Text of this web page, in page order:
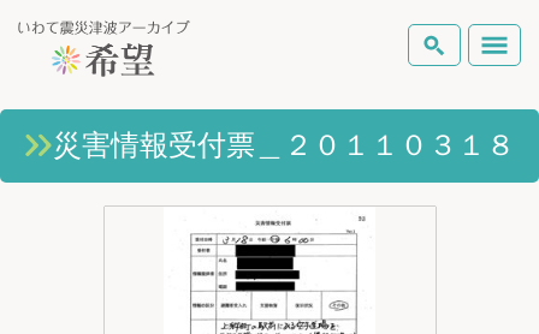
いわて震災津波アーカイブとは
ピックアップコンテンツ
検索
地図から探す
災害情報受付票＿２０１１０３１８